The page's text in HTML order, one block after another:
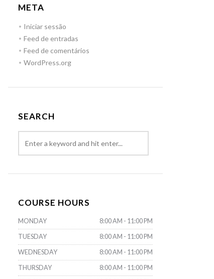
META
Iniciar sessão
Feed de entradas
Feed de comentários
WordPress.org
SEARCH
COURSE HOURS
MONDAY 8:00 AM - 11:00 PM
TUESDAY 8:00 AM - 11:00 PM
WEDNESDAY 8:00 AM - 11:00 PM
THURSDAY 8:00 AM - 11:00 PM